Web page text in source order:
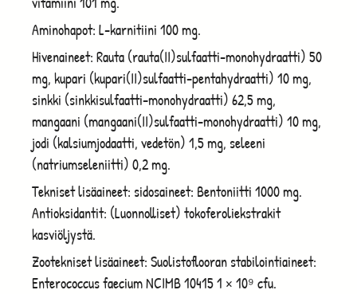
Aminohapot: L-karnitiini 100 mg.
Hivenaineet: Rauta (rauta(II)sulfaatti-monohydraatti) 50
mg, kupari (kupari(II)sulfaatti-pentahydraatti) 10 mg,
sinkki (sinkkisulfaatti-monohydraatti) 62,5 mg,
mangaani (mangaani(II)sulfaatti-monohydraatti) 10 mg,
jodi (kalsiumjodaatti, vedetön) 1,5 mg, seleeni
(natriumseleniitti) 0,2 mg.
Tekniset lisäaineet: sidosaineet: Bentoniitti 1000 mg.
Antioksidantit: (Luonnolliset) tokoferoliekstrakit
kasviöljystä.
Zootekniset lisäaineet: Suolistoflooran stabilointiaineet:
Enterococcus faecium NCIMB 10415 1 × 10⁹ cfu.